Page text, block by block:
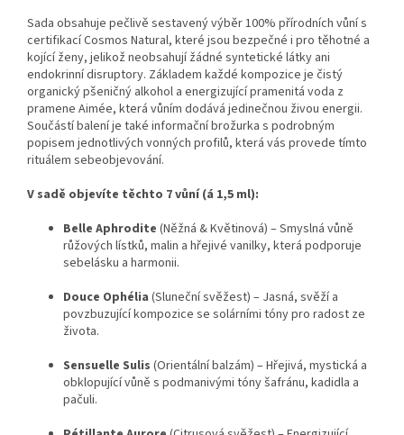
Sada obsahuje pečlivě sestavený výběr 100% přírodních vůní s
certifikací Cosmos Natural, které jsou bezpečné i pro těhotné a
kojící ženy, jelikož neobsahují žádné syntetické látky ani
endokrinní disruptory. Základem každé kompozice je čistý
organický pšeničný alkohol a energizující pramenitá voda z
pramene Aimée, která vůním dodává jedinečnou živou energii.
Součástí balení je také informační brožurka s podrobným
popisem jednotlivých vonných profilů, která vás provede tímto
rituálem sebeobjevování.
V sadě objevíte těchto 7 vůní (á 1,5 ml):
Belle Aphrodite (Něžná & Květinová) – Smyslná vůně
růžových lístků, malin a hřejivé vanilky, která podporuje
sebelásku a harmonii.
Douce Ophélia (Sluneční svěžest) – Jasná, svěží a
povzbuzující kompozice se solárními tóny pro radost ze
života.
Sensuelle Sulis (Orientální balzám) – Hřejivá, mystická a
obklopující vůně s podmanivými tóny šafránu, kadidla a
pačuli.